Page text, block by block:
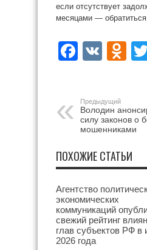
если отсутствует
месяцами —
VK
Предыдущий
Володин
силу законов о
мошенниками
ПОХОЖИЕ СТАТЬИ
Агентство
экономических
коммуникаций
свежий рейтинг
глав субъектов РФ в
2026 года